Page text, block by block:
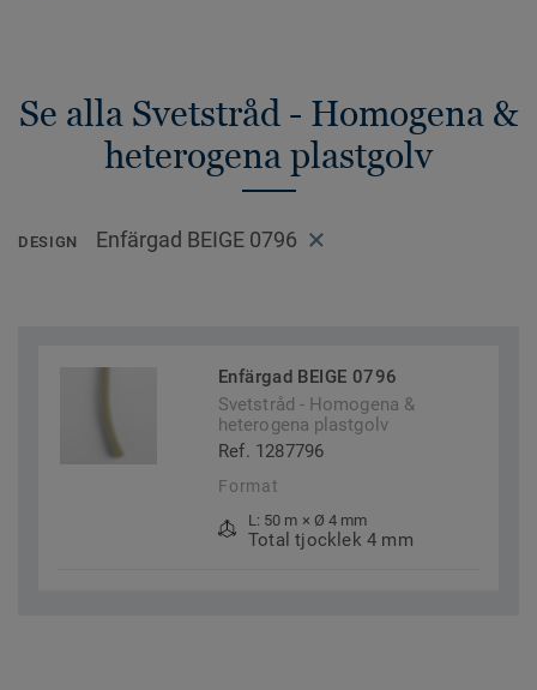
Se alla Svetstråd - Homogena &
heterogena plastgolv
DESIGN Enfärgad BEIGE 0796
Enfärgad BEIGE 0796
Svetstråd - Homogena &
heterogena plastgolv
Ref. 1287796
Format
L: 50 m × Ø 4 mm
Total tjocklek 4 mm